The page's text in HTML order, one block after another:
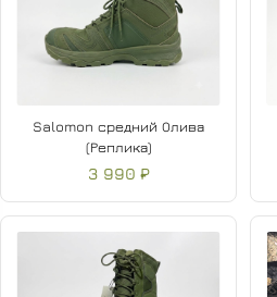
Salomon средний Олива
(Реплика)
3 990 ₽